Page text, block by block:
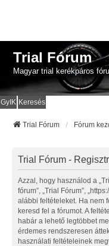
Trial Fórum
Magyar trial kerékpáros
GyIK Keresés
Trial Fórum Fórum
Trial Fórum -
Azzal, hogy használod a
fórum”, „Trial Fórum”,
alábbi feltételeket. Ha nem
keresd fel a fórumot. A
habár a lehető legtöbbet
érdemes rendszeresen
használati feltételeinek